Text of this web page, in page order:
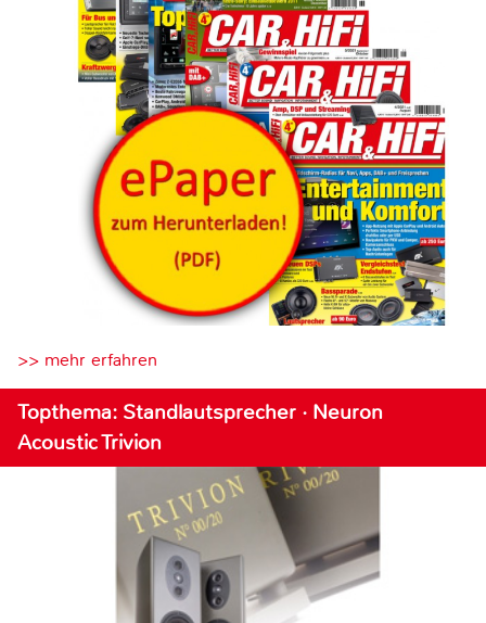
>> mehr erfahren
Topthema: Standlautsprecher · Neuron
Acoustic Trivion